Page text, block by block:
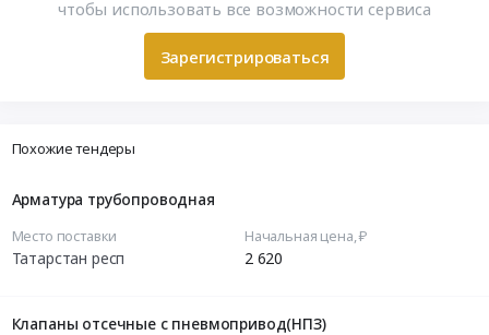
чтобы использовать все возможности сервиса
Зарегистрироваться
Похожие тендеры
Арматура трубопроводная
Место поставки
Татарстан респ
Начальная цена, ₽
2 620
Клапаны отсечные с пневмопривод(НПЗ)